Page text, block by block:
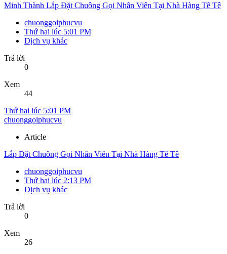
Minh Thành Lắp Đặt Chuông Gọi Nhân Viên Tại Nhà Hàng Tê Tê
chuonggoiphucvu
Thứ hai lúc 5:01 PM
Dịch vụ khác
Trả lời
0
Xem
44
Thứ hai lúc 5:01 PM
chuonggoiphucvu
Article
Lắp Đặt Chuông Gọi Nhân Viên Tại Nhà Hàng Tê Tê
chuonggoiphucvu
Thứ hai lúc 2:13 PM
Dịch vụ khác
Trả lời
0
Xem
26